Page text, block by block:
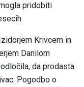
pridobiti
Krivcem in
Danilom
da prodasta
Pogodbo o